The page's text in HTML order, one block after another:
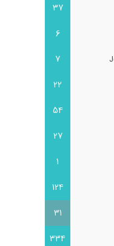
37
6
7
22
54
27
1
124
31
334